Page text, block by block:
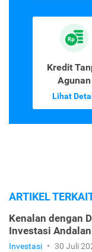
Kredit
Agunan
Lihat
ARTIKEL
Kenalan dengan
Investasi
Investasi • 30 Juli